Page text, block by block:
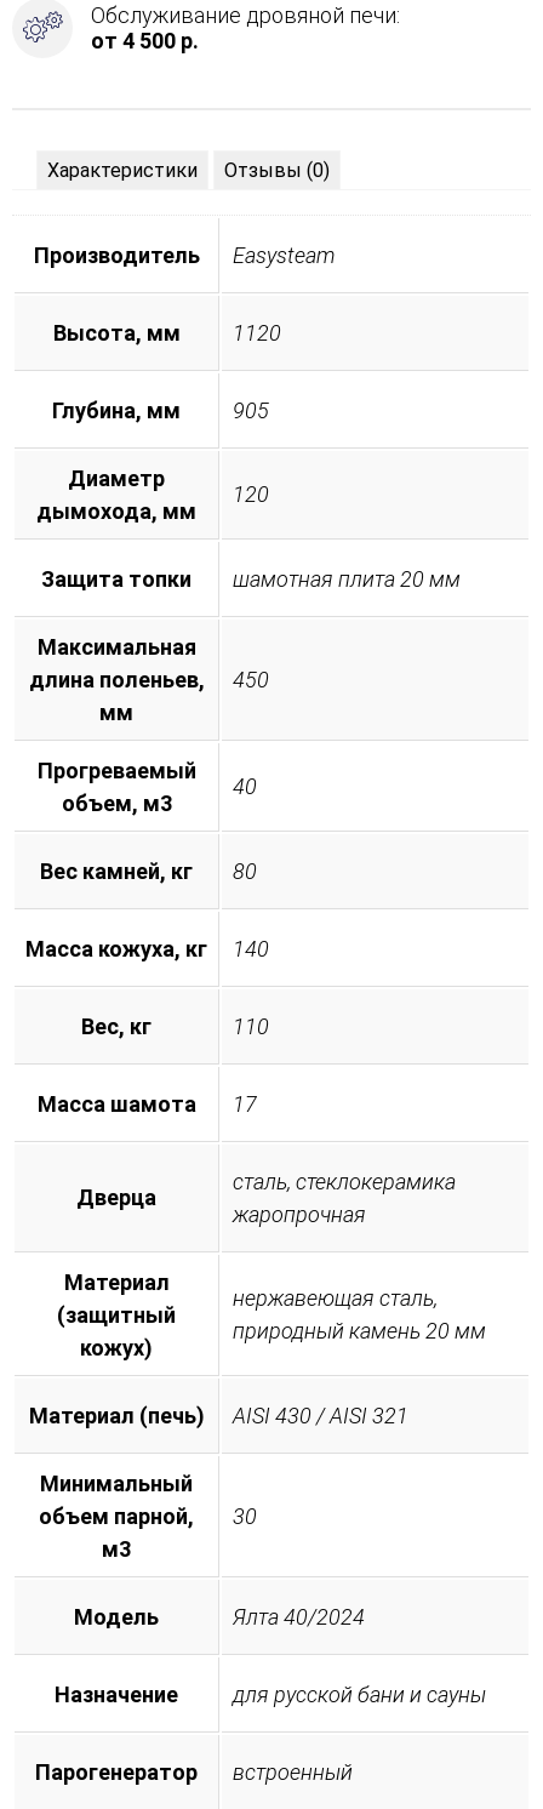
Обслуживание дровяной печи:
от 4 500 р.
Характеристики Отзывы (0)
Производитель Easysteam
Высота, мм 1120
Глубина, мм 905
Диаметр
дымохода, мм
120
Защита топки шамотная плита 20 мм
Максимальная
длина поленьев,
мм
450
Прогреваемый
объем, м3
40
Вес камней, кг 80
Масса кожуха, кг 140
Вес, кг 110
Масса шамота 17
Дверца
сталь, стеклокерамика
жаропрочная
Материал
(защитный
кожух)
нержавеющая сталь,
природный камень 20 мм
Материал (печь) AISI 430 / AISI 321
Минимальный
объем парной,
м3
30
Модель Ялта 40/2024
Назначение для русской бани и сауны
Парогенератор встроенный